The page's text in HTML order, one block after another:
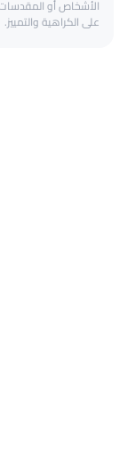
الأشخاص أو المقدسات
على الكراهية والتمييز.